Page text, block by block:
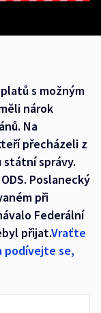
s možným
nárok
Na
přecházeli z
správy.
Poslanecký
při
Federální
přijat.Vraťte
podívejte se,